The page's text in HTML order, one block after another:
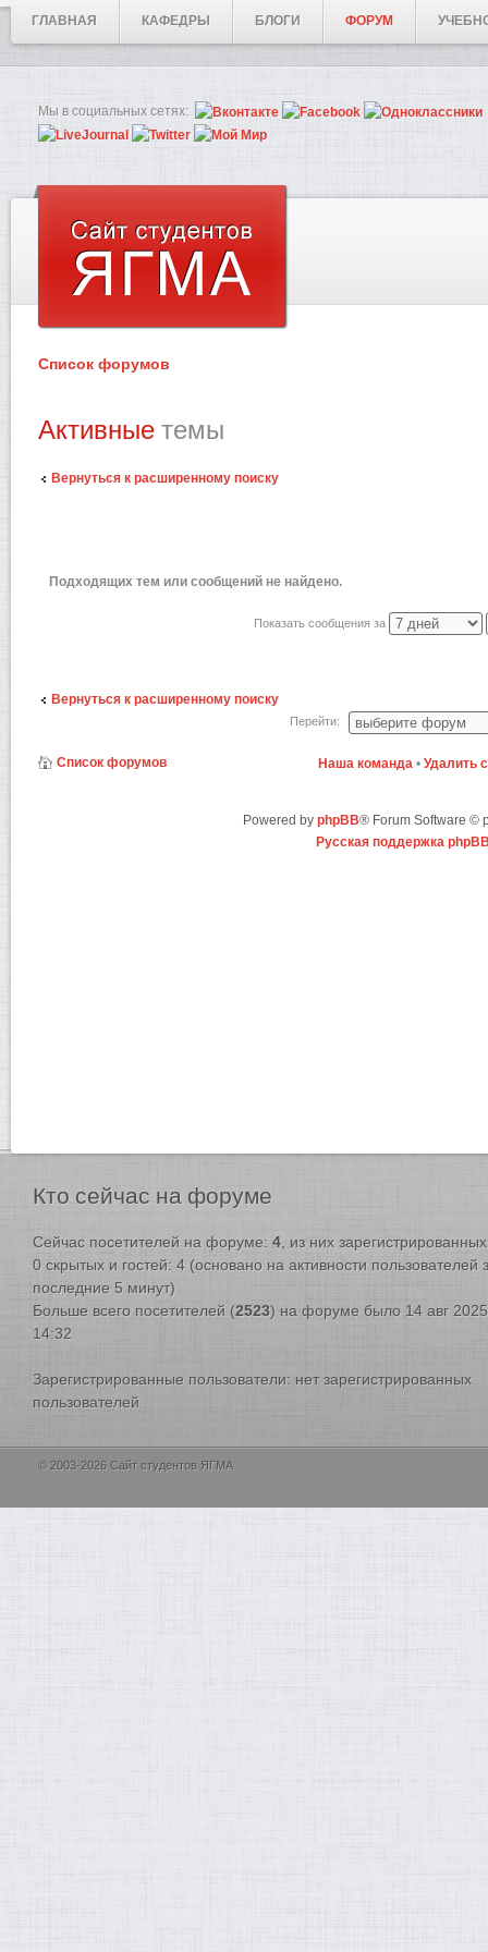
ГЛАВНАЯ КАФЕДРЫ БЛОГИ ФОРУМ
Мы в социальных сетях:
Список форумов
Активные темы
Вернуться к расширенному поиску
Подходящих тем или сообщений не найдено.
Показать сообщения за
Вернуться к расширенному поиску
Перейти:
Список форумов Наша команда • Удалить
Powered by phpBB® Forum Software ©
Русская поддержка
Кто сейчас на форуме
Сейчас посетителей на форуме: 4 , из них
0 скрытых и гостей: 4 (основано на активности пользователей
последние 5 минут)
Больше всего посетителей (2523) на форуме было 14 авг
14:32
Зарегистрированные пользователи: нет зарегистрированных
пользователей
© 2003-2026 Сайт студентов ЯГМА